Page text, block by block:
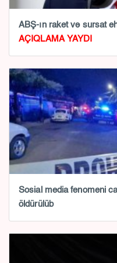
ABŞ-ın raket və sursat
AÇIQLAMA YAYDI
Sosial media fenomeni
öldürülüb